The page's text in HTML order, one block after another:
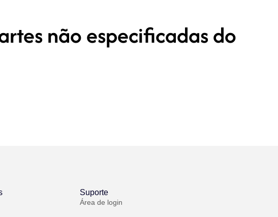
não especificadas do
Suporte
Área de login